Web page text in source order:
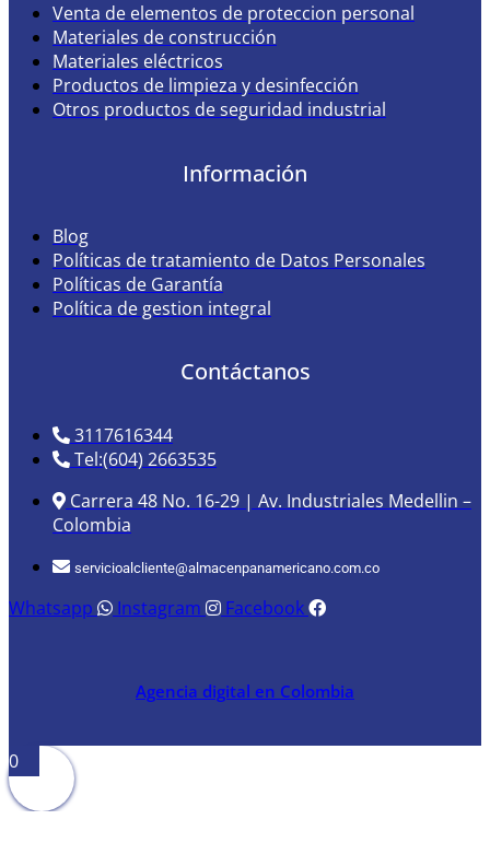
Venta de elementos de proteccion personal
Materiales de construcción
Materiales eléctricos
Productos de limpieza y desinfección
Otros productos de seguridad industrial
Información
Blog
Políticas de tratamiento de Datos Personales
Políticas de Garantía
Política de gestion integral
Contáctanos
3117616344
Tel:(604) 2663535
Carrera 48 No. 16-29 | Av. Industriales Medellin –
Colombia
servicioalcliente@almacenpanamericano.com.co
Whatsapp Instagram Facebook
Agencia digital en Colombia
0